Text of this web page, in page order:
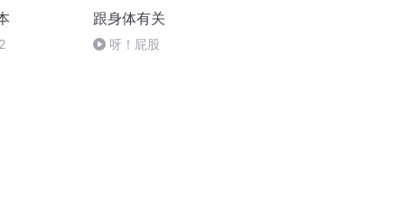
跟身体有关
呀！屁股